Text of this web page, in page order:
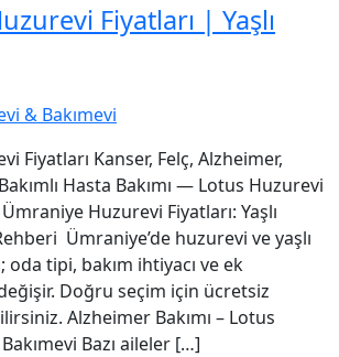
Fiyatları | Yaşlı
& Bakımevi
Fiyatları Kanser, Felç, Alzheimer,
Hasta Bakımı — Lotus Huzurevi
Ümraniye Huzurevi Fiyatları: Yaşlı
Ümraniye’de huzurevi ve yaşlı
oda tipi, bakım ihtiyacı ve ek
Doğru seçim için ücretsiz
Alzheimer Bakımı – Lotus
Bazı aileler […]